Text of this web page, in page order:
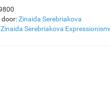
door:Zinaida Serebriakova
Zinaida Serebriakova